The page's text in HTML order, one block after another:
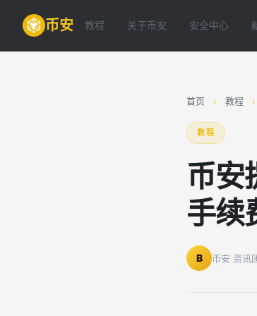
币安 教程 关于币安 安全中心
首页 › 教程 ›
教程
币安
手续
B 币安 资讯